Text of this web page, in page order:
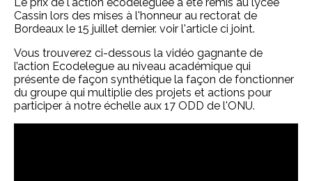
Cassin lors des mises à l'honneur au rectorat de
Bordeaux le 15 juillet dernier. voir l'article ci joint.
Vous trouverez ci-dessous la vidéo gagnante de
l’action Ecodelegue au niveau académique qui
présente de façon synthétique la façon de fonctionner
du groupe qui multiplie des projets et actions pour
participer à notre échelle aux 17 ODD de l'ONU.